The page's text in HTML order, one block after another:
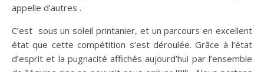
appelle d’autres .
C’est sous un soleil printanier, et un parcours en excellent
état que cette compétition s’est déroulée. Grâce à l’état
d’esprit et la pugnacité affichés aujourd’hui par l’ensemble